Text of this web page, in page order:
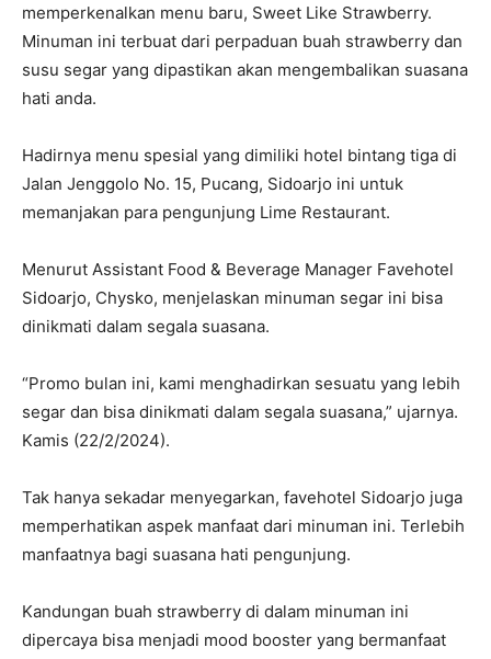
memperkenalkan menu baru, Sweet Like Strawberry.
Minuman ini terbuat dari perpaduan buah strawberry dan
susu segar yang dipastikan akan mengembalikan suasana
hati anda.
Hadirnya menu spesial yang dimiliki hotel bintang tiga di
Jalan Jenggolo No. 15, Pucang, Sidoarjo ini untuk
memanjakan para pengunjung Lime Restaurant.
Menurut Assistant Food & Beverage Manager Favehotel
Sidoarjo, Chysko, menjelaskan minuman segar ini bisa
dinikmati dalam segala suasana.
“Promo bulan ini, kami menghadirkan sesuatu yang lebih
segar dan bisa dinikmati dalam segala suasana,” ujarnya.
Kamis (22/2/2024).
Tak hanya sekadar menyegarkan, favehotel Sidoarjo juga
memperhatikan aspek manfaat dari minuman ini. Terlebih
manfaatnya bagi suasana hati pengunjung.
Kandungan buah strawberry di dalam minuman ini
dipercaya bisa menjadi mood booster yang bermanfaat